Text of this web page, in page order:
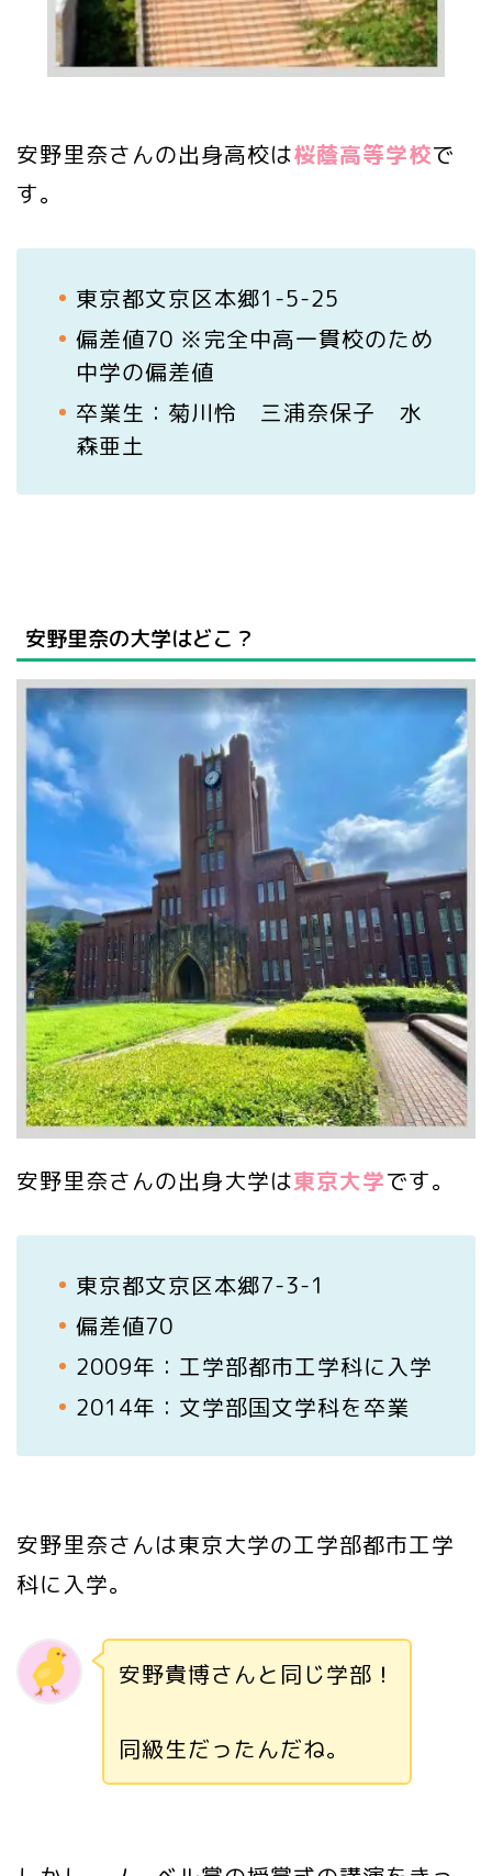
安野里奈さんの出身高校は桜蔭高等学校で
す。
東京都文京区本郷1-5-25
偏差値70 ※完全中高一貫校のため
中学の偏差値
卒業生：菊川怜 三浦奈保子 水
森亜土
安野里奈の大学はどこ？
安野里奈さんの出身大学は東京大学です。
東京都文京区本郷7-3-1
偏差値70
2009年：工学部都市工学科に入学
2014年：文学部国文学科を卒業
安野里奈さんは東京大学の工学部都市工学
科に入学。
安野貴博さんと同じ学部！
同級生だったんだね。